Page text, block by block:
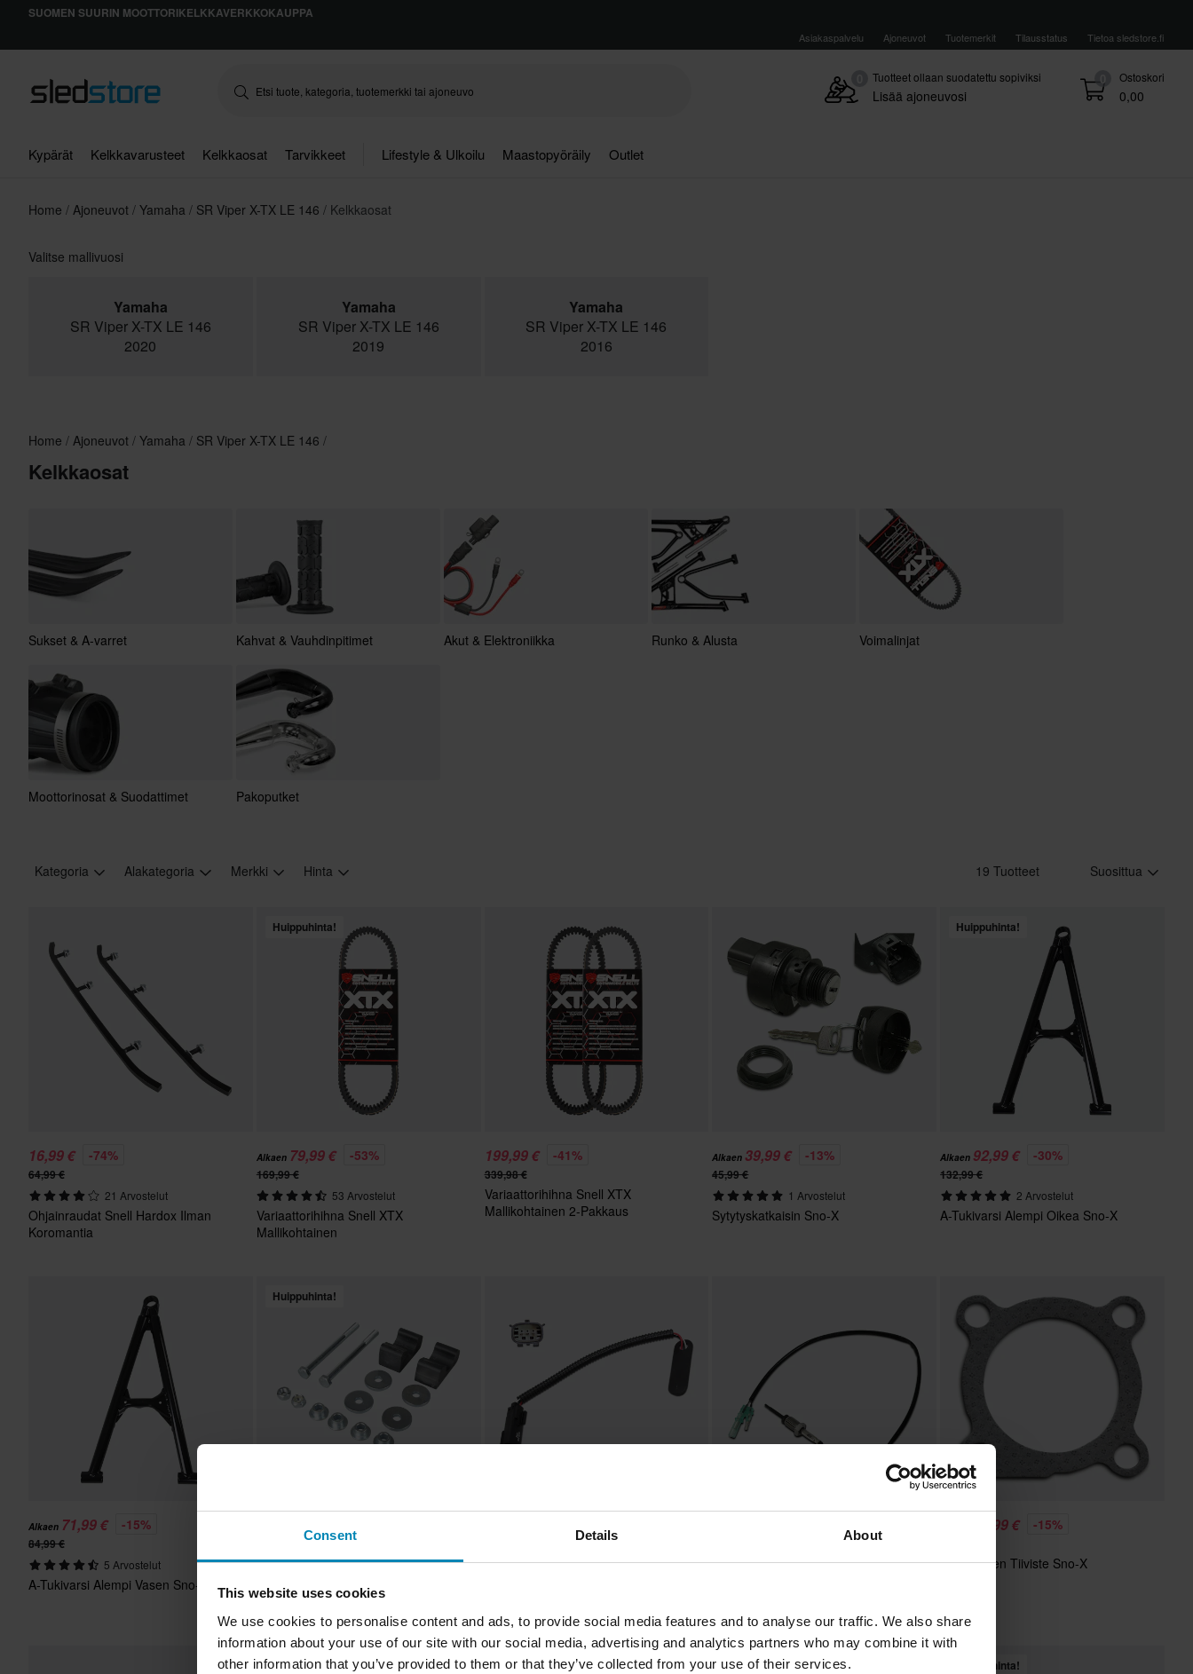
Consent Details About
This website uses cookies
We use cookies to personalise content and ads, to provide social media features and to analyse our traffic. We also share
information about your use of our site with our social media, advertising and analytics partners who may combine it with
other information that you’ve provided to them or that they’ve collected from your use of their services.
SUOMEN SUURIN MOOTTORIKELKKAVERKKOKAUPPA
Asiakaspalvelu Ajoneuvot Tuotemerkit Tilausstatus Tietoa sledstore.fi
0 Ostoskori
0,00
Tuotteet ollaan suodatettu sopiviksi
Lisää ajoneuvosi
Kypärät Kelkkavarusteet Kelkkaosat Tarvikkeet Lifestyle & Ulkoilu Maastopyöräily Outlet
Home Ajoneuvot Yamaha SR Viper X-TX LE 146 Kelkkaosat
Valitse mallivuosi
Yamaha
SR Viper X-TX LE 146
2020
Yamaha
SR Viper X-TX LE 146
2019
Yamaha
SR Viper X-TX LE 146
2016
Home Ajoneuvot Yamaha SR Viper X-TX LE 146
Kelkkaosat
Sukset & A-varret Kahvat & Vauhdinpitimet Akut & Elektroniikka Runko & Alusta Voimalinjat
Moottorinosat & Suodattimet Pakoputket
Kategoria Alakategoria Merkki Hinta 19 Tuotteet Suosittua
16,99 € -74%
64,99 €
21 Arvostelut
Ohjainraudat Snell Hardox Ilman
Koromantia
Huippuhinta!
Alkaen 79,99 € -53%
169,99 €
53 Arvostelut
Variaattorihihna Snell XTX
Mallikohtainen
199,99 € -41%
339,98 €
Variaattorihihna Snell XTX
Mallikohtainen 2-Pakkaus
Alkaen 39,99 € -13%
45,99 €
1 Arvostelut
Sytytyskatkaisin Sno-X
Huippuhinta!
Alkaen 92,99 € -30%
132,99 €
2 Arvostelut
A-Tukivarsi Alempi Oikea Sno-X
Alkaen 71,99 € -15%
84,99 €
5 Arvostelut
A-Tukivarsi Alempi Vasen Sno-X
Huippuhinta!
5 Arvostelut
Asennussarja C&A Pro
Nopeusmittarin Anturi Sno-X Pakokaasulämpömittari Sno-X
10,99 € -15%
Pakoputken Tiiviste Sno-X
Huippuhinta! Huippuhinta!